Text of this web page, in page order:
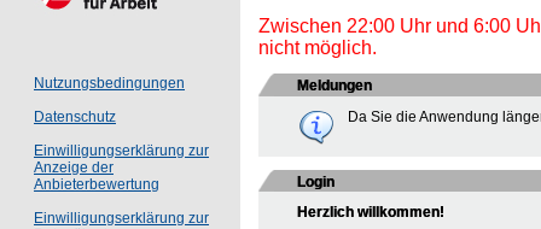
Nutzungsbedingungen
Datenschutz
Einwilligungserklärung zur
Anzeige der
Anbieterbewertung
Einwilligungserklärung zur
Zwischen 22:00 Uhr und 6:00
nicht möglich.
Meldungen
Da Sie die Anwendung
Login
Herzlich willkommen!